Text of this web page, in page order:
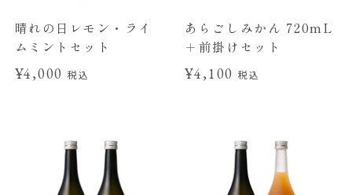
晴れの日レモン・ライ
ムミントセット
¥4,000税込
あらごしみかん 720mL
＋前掛けセット
¥4,100 税込